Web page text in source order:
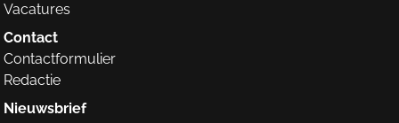
Vacatures
Contact
Contactformulier
Redactie
Nieuwsbrief